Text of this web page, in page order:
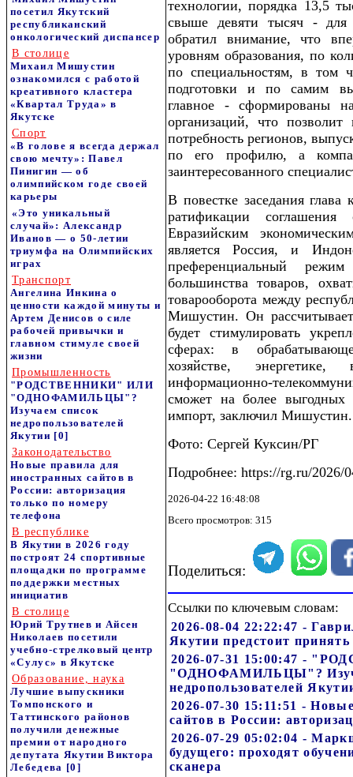
посетил Якутский
республиканский
онкологический диспансер
В столице
Михаил Мишустин
ознакомился с работой
креативного кластера
«Квартал Труда» в
Якутске
Спорт
«В голове я всегда держал
свою мечту»: Павел
Пинигин — об
олимпийском годе своей
карьеры
«Это уникальный
случай»: Александр
Иванов — о 50-летии
триумфа на Олимпийских
играх
Транспорт
Ангелина Инкина о
ценности каждой минуты и
Артем Денисов о силе
рабочей привычки и
главном стимуле своей
жизни
Промышленность
"РОДСТВЕННИКИ" ИЛИ
"ОДНОФАМИЛЬЦЫ"?
Изучаем список
недропользователей
Якутии [0]
Законодательство
Новые правила для
иностранных сайтов в
России: авторизация
только по номеру
телефона
В республике
В Якутии в 2026 году
построят 24 спортивные
площадки по программе
поддержки местных
инициатив
В столице
Юрий Трутнев и Айсен
Николаев посетили
учебно-стрелковый центр
«Сулус» в Якутске
Образование, наука
Лучшие выпускники
Томпонского и
Таттинского районов
получили денежные
премии от народного
депутата Якутии Виктора
Лебедева [0]
технологии, порядка 13,5
свыше девяти тысяч - для
обратил внимание, что
уровням образования, по
по специальностям, в том
подготовки и по самим
главное - сформированы
организаций, что
потребность регионов,
по его профилю, а
заинтересованного
В повестке заседания
ратификации
Евразийским
является Россия, и
преференциальный
большинства товаров,
товарооборота между
Мишустин. Он
будет стимулировать
сферах: в
хозяйстве,
информационно-
сможет на более выгодных
импорт, заключил Мишустин.
Фото: Сергей Куксин/РГ
Подробнее: https://rg.ru/2026/
2026-04-22 16:48:08
Всего просмотров: 315
Поделиться:
Ссылки по ключевым словам:
2026-08-04 22:22:47 -
Якутии предстоит
2026-07-31 15:00:47 -
"ОДНОФАМИЛЬЦЫ"?
недропользователей
2026-07-30 15:11:51 -
сайтов в России:
2026-07-29 05:02:04 -
будущего: проходят
сканера